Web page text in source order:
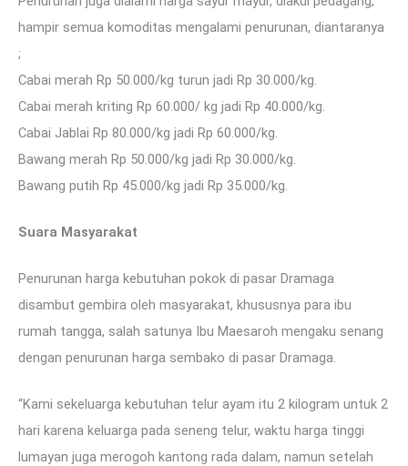
hampir semua komoditas mengalami penurunan, diantaranya
;
Cabai merah Rp 50.000/kg turun jadi Rp 30.000/kg.
Cabai merah kriting Rp 60.000/ kg jadi Rp 40.000/kg.
Cabai Jablai Rp 80.000/kg jadi Rp 60.000/kg.
Bawang merah Rp 50.000/kg jadi Rp 30.000/kg.
Bawang putih Rp 45.000/kg jadi Rp 35.000/kg.
Suara Masyarakat
Penurunan harga kebutuhan pokok di pasar Dramaga
disambut gembira oleh masyarakat, khususnya para ibu
rumah tangga, salah satunya Ibu Maesaroh mengaku senang
dengan penurunan harga sembako di pasar Dramaga.
“Kami sekeluarga kebutuhan telur ayam itu 2 kilogram untuk 2
hari karena keluarga pada seneng telur, waktu harga tinggi
lumayan juga merogoh kantong rada dalam, namun setelah